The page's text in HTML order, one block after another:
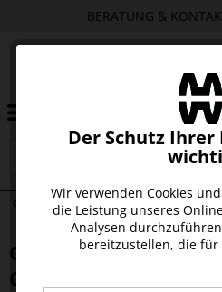
BERATUNG &
Der Schutz
Wir verwenden Cookies
die Leistung unseres
Analysen
bereitzustellen, die für
GLÜCK AUF! ANHÄNGER
GLÜCK AUF!
GLÜCKSBRINGER,